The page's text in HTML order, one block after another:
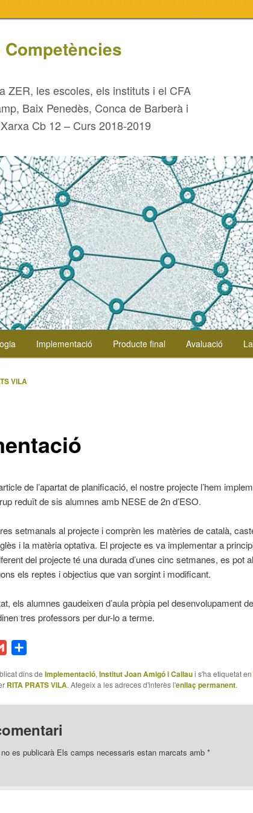
Competències
ZER, les escoles, els instituts i el CFA
Baix Penedès, Conca de Barberà i
Cb 12 – Curs 2018-2019
Implementació Producte final Avaluació
VILA
de l’apartat de planificació, el nostre projecte l’hem
reduït de sis alumnes amb NESE de 2n d’ESO.
setmanals al projecte i comprèn les matèries de català,
i la matèria optativa. El projecte es va implementar a
del projecte té una durada d’unes cinc setmanes, es pot
els reptes i objectius que van sorgint i modificant.
els alumnes gaudeixen d’aula pròpia pel desenvolupament
tres professors per dur-lo a terme.
Gmail
dins de Implementació, Institut Joan Amigó i Callaui s'ha etiquetat en
RITA PRATS VILA. Afegeix a les adreces d'interès l'enllaç permanent.
es publicaràEls camps necessaris estan marcats amb *